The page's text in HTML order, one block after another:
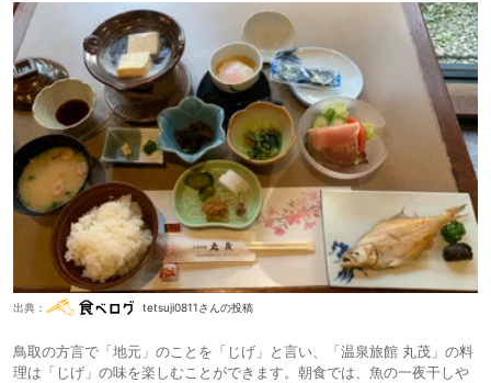
出典： tetsuji0811さんの投稿
鳥取の方言で「地元」のことを「じげ」と言い、「温泉旅館 丸茂」の料
理は「じげ」の味を楽しむことができます。朝食では、魚の一夜干しや